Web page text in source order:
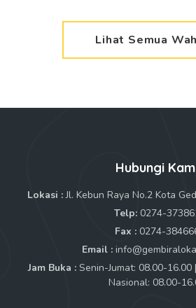
Lihat Semua
Hubungi
Lokasi : Jl. Kebun Raya No.2 Kota
Telp: 0274-
Fax : 0274-
Email :
Jam Buka : Senin-Jumat: 08.00-
Nasional: 08.00-